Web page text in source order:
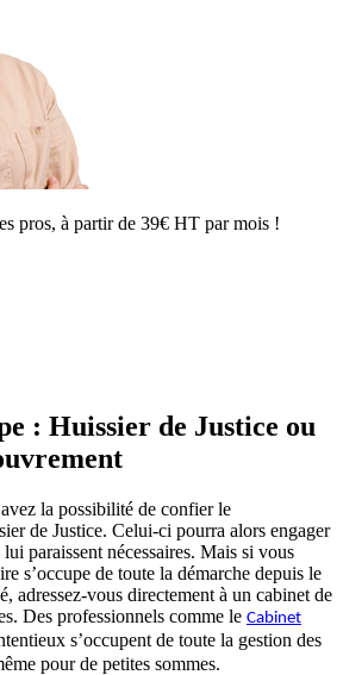
pros, à partir de 39€ HT par mois !
: Huissier de Justice ou
la possibilité de confier le
de Justice. Celui-ci pourra alors engager
paraissent nécessaires. Mais si vous
s’occupe de toute la démarche depuis le
adressez-vous directement à un cabinet de
Des professionnels comme le Cabinet
s’occupent de toute la gestion des
pour de petites sommes.